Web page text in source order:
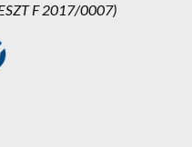
F 2017/0007)